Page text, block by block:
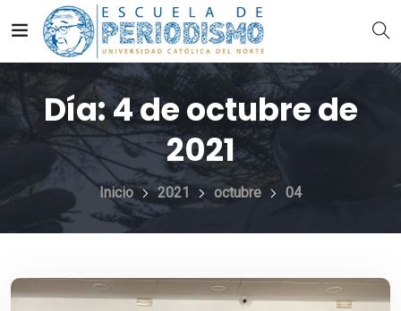
Día:4 de octubre de
2021
Inicio 2021 octubre 04